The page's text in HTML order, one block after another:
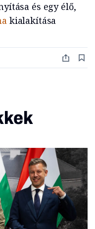
és egy élő,
kialakítása